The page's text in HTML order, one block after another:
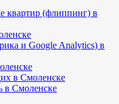
квартир (флиппинг) в
и Google Analytics) в
в Смоленске
в Смоленске